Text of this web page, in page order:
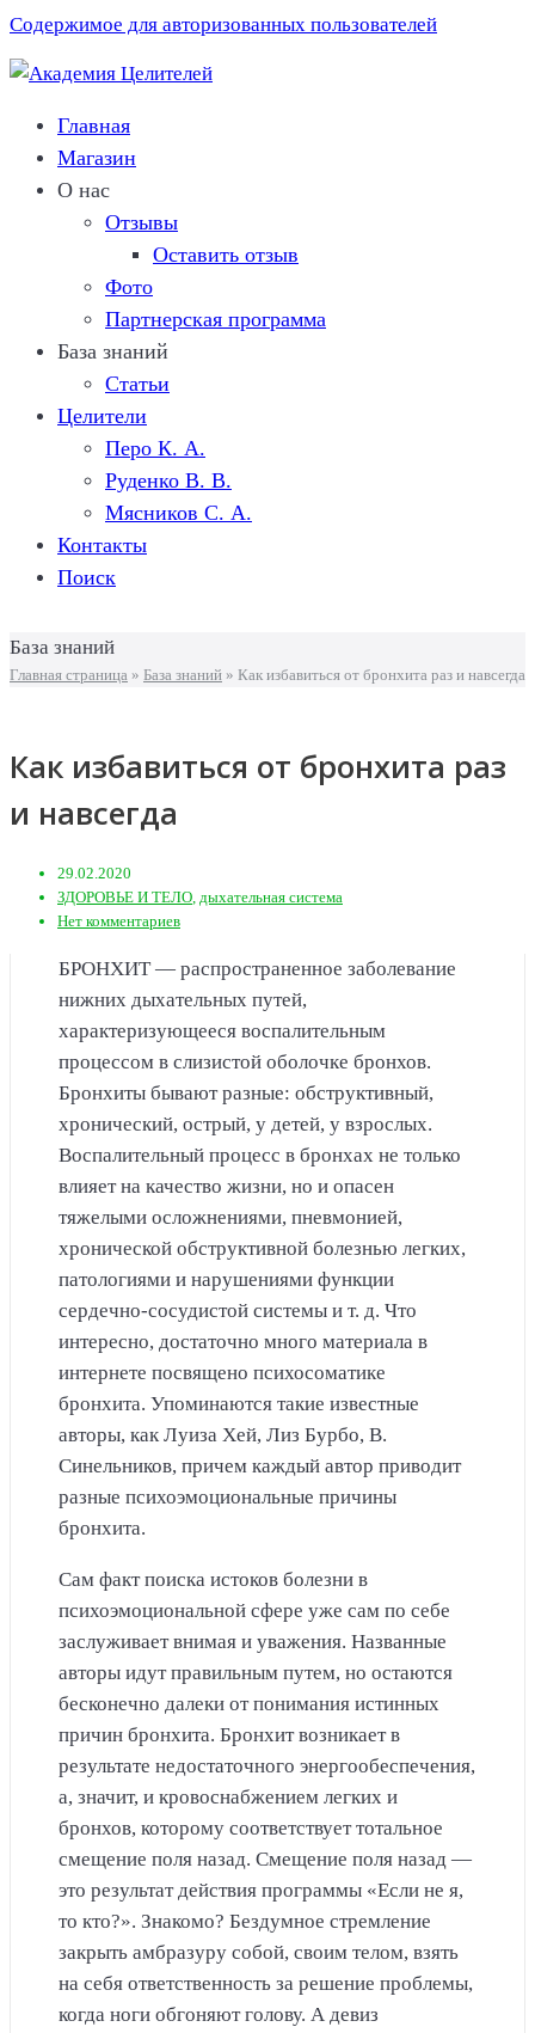
Содержимое для авторизованных пользователей
Главная
Магазин
О нас
Отзывы
Оставить отзыв
Фото
Партнерская программа
База знаний
Статьи
Целители
Перо К. A.
Руденко В. В.
Мясников C. А.
Контакты
Поиск
База знаний
Главная страница » База знаний » Как избавиться от бронхита раз и навсегда
Как избавиться от бронхита раз
и навсегда
29.02.2020
ЗДОРОВЬЕ И ТЕЛО, дыхательная система
Нет комментариев
БРОНХИТ — распространенное заболевание
нижних дыхательных путей,
характеризующееся воспалительным
процессом в слизистой оболочке бронхов.
Бронхиты бывают разные: обструктивный,
хронический, острый, у детей, у взрослых.
Воспалительный процесс в бронхах не только
влияет на качество жизни, но и опасен
тяжелыми осложнениями, пневмонией,
хронической обструктивной болезнью легких,
патологиями и нарушениями функции
сердечно-сосудистой системы и т. д. Что
интересно, достаточно много материала в
интернете посвящено психосоматике
бронхита. Упоминаются такие известные
авторы, как Луиза Хей, Лиз Бурбо, В.
Синельников, причем каждый автор приводит
разные психоэмоциональные причины
бронхита.
Сам факт поиска истоков болезни в
психоэмоциональной сфере уже сам по себе
заслуживает внимая и уважения. Названные
авторы идут правильным путем, но остаются
бесконечно далеки от понимания истинных
причин бронхита. Бронхит возникает в
результате недостаточного энергообеспечения,
а, значит, и кровоснабжением легких и
бронхов, которому соответствует тотальное
смещение поля назад. Смещение поля назад —
это результат действия программы «Если не я,
то кто?». Знакомо? Бездумное стремление
закрыть амбразуру собой, своим телом, взять
на себя ответственность за решение проблемы,
когда ноги обгоняют голову. А девиз